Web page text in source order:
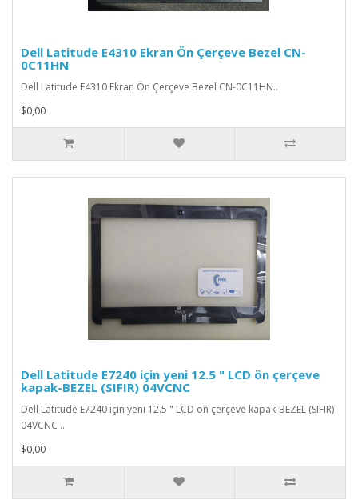
Dell Latitude E4310 Ekran Ön Çerçeve Bezel CN-
0C11HN
Dell Latitude E4310 Ekran Ön Çerçeve Bezel CN-0C11HN..
$0,00
Dell Latitude E7240 için yeni 12.5 " LCD ön çerçeve
kapak-BEZEL (SIFIR) 04VCNC
Dell Latitude E7240 için yeni 12.5 " LCD ön çerçeve kapak-BEZEL (SIFIR)
04VCNC ..
$0,00